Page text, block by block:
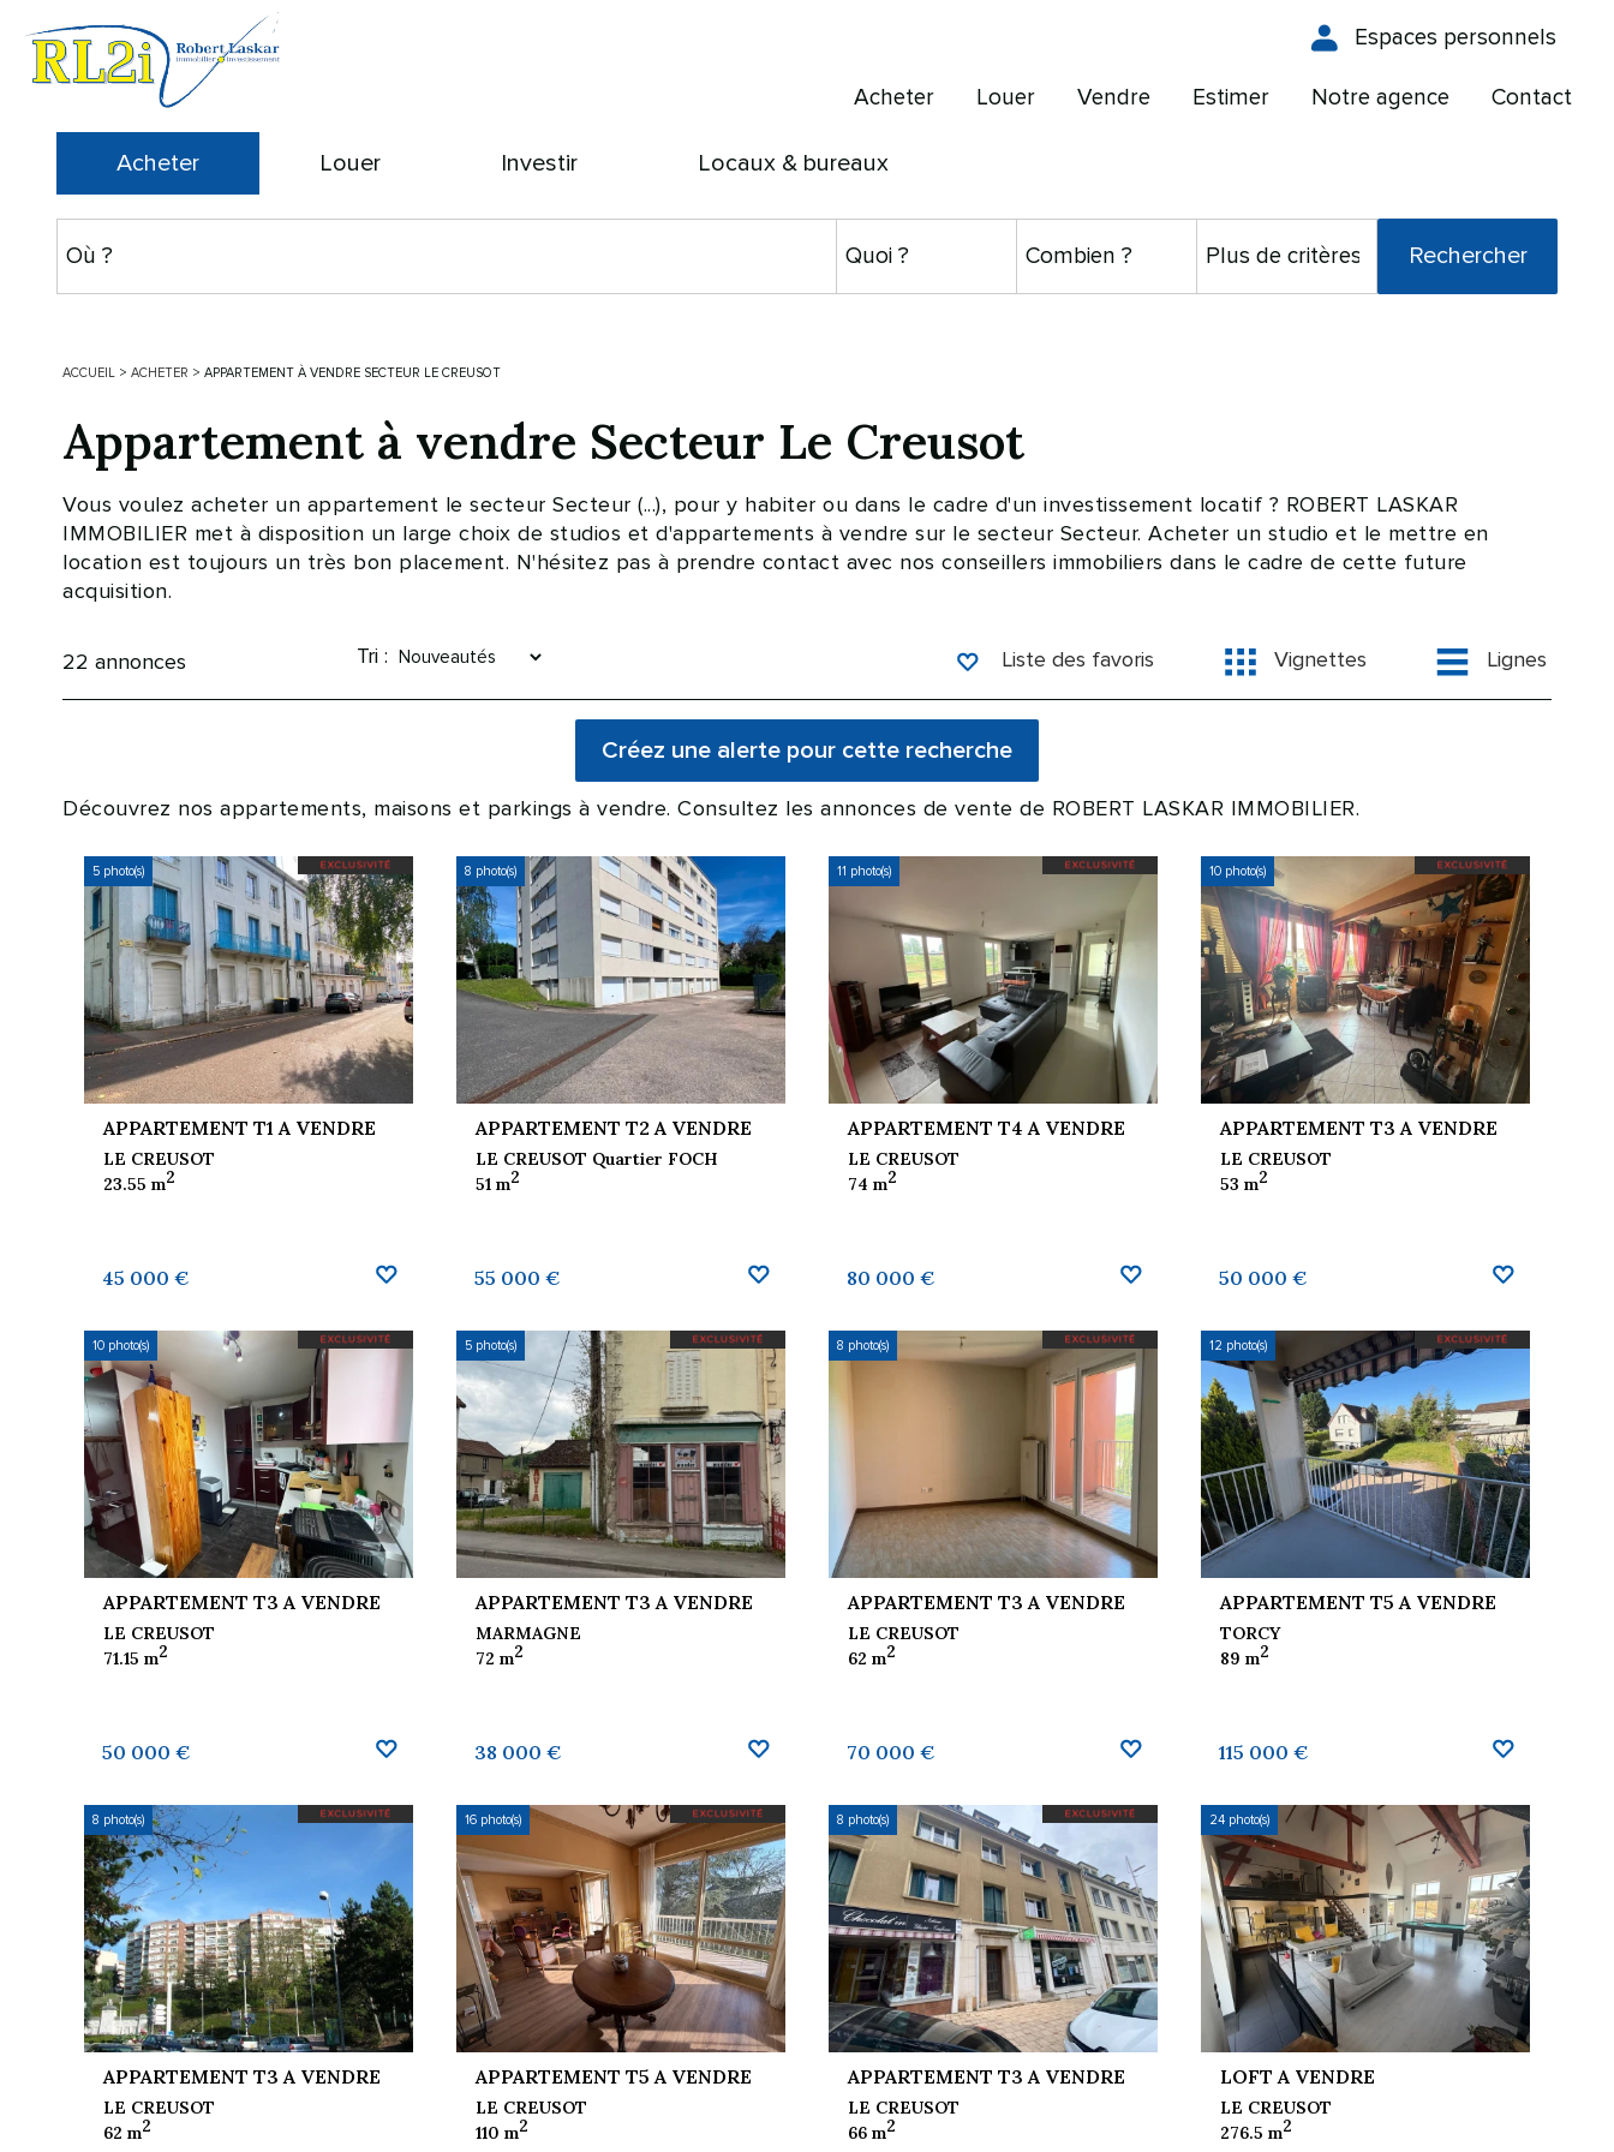
Espaces personnels
Acheter Louer Vendre Estimer Notre agence Contact
Acheter Louer Investir Locaux & bureaux
ACCUEIL > ACHETER > APPARTEMENT À VENDRE SECTEUR LE CREUSOT
Appartement à vendre Secteur Le Creusot
Vous voulez acheter un appartement le secteur Secteur (...), pour y habiter ou dans le cadre d'un investissement locatif ? ROBERT LASKAR
IMMOBILIER met à disposition un large choix de studios et d'appartements à vendre sur le secteur Secteur. Acheter un studio et le mettre en
location est toujours un très bon placement. N'hésitez pas à prendre contact avec nos conseillers immobiliers dans le cadre de cette future
acquisition.
22 annonces Tri : Liste des favoris Vignettes Lignes
Découvrez nos appartements, maisons et parkings à vendre. Consultez les annonces de vente de ROBERT LASKAR IMMOBILIER.
5 photo(s)
APPARTEMENT T1 A VENDRE
LE CREUSOT
23.55 m2
45 000 €
8 photo(s)
APPARTEMENT T2 A VENDRE
LE CREUSOT Quartier FOCH
51 m2
55 000 €
11 photo(s)
APPARTEMENT T4 A VENDRE
LE CREUSOT
74 m2
80 000 €
FAVORIS
10 photo(s)
APPARTEMENT T3 A VENDRE
LE CREUSOT
53 m2
50 000 €
AJOUTER AUX FAVORIS
10 photo(s)
APPARTEMENT T3 A VENDRE
LE CREUSOT
71.15 m2
50 000 €
5 photo(s)
APPARTEMENT T3 A VENDRE
MARMAGNE
72 m2
38 000 €
8 photo(s)
APPARTEMENT T3 A VENDRE
LE CREUSOT
62 m2
70 000 €
FAVORIS
12 photo(s)
APPARTEMENT T5 A VENDRE
TORCY
89 m2
115 000 €
AJOUTER AUX FAVORIS
8 photo(s)
APPARTEMENT T3 A VENDRE
LE CREUSOT
62 m2
16 photo(s)
APPARTEMENT T5 A VENDRE
LE CREUSOT
110 m2
8 photo(s)
APPARTEMENT T3 A VENDRE
LE CREUSOT
66 m2
24 photo(s)
LOFT A VENDRE
LE CREUSOT
276.5 m2